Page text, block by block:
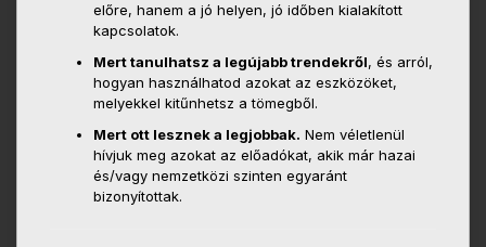
előre, hanem a jó helyen, jó időben kialakított
kapcsolatok.
Mert tanulhatsz a legújabb trendekről, és arról,
hogyan használhatod azokat az eszközöket,
melyekkel kitűnhetsz a tömegből.
Mert ott lesznek a legjobbak. Nem véletlenül
hívjuk meg azokat az előadókat, akik már hazai
és/vagy nemzetközi szinten egyaránt
bizonyítottak.